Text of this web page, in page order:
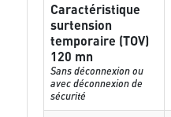
Caractéristique
surtension
temporaire (TOV)
120 mn
Sans déconnexion ou
avec déconnexion de
sécurité